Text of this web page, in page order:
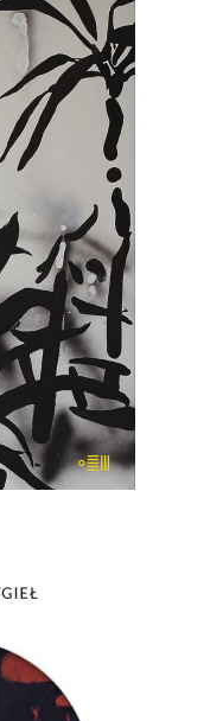
–
jakiej na
jeszcze
kolażem, na
Mariusza
życia
„Portret z
dziś pisarza,
zł
– NIE
Nie ma